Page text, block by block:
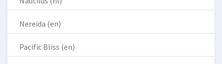
Nereida (en)
Pacific Bliss (en)